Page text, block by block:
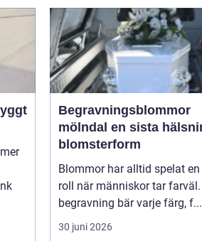
Begravningsblommor
mölndal en sista hälsning i
blomsterform
Blommor har alltid spelat
roll när människor tar farväl.
begravning bär varje färg, f...
30 juni 2026